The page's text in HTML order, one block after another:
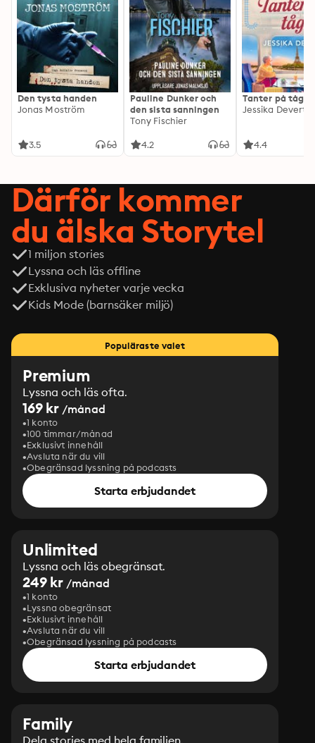
Den tysta handen
Jonas Moström
3.5
Pauline Dunker och
den sista sanningen
Tony Fischier
4.2
Tanter på tåg
Jessika Devert
4.4
Därför kommer
du älska Storytel
1 miljon stories
Lyssna och läs offline
Exklusiva nyheter varje vecka
Kids Mode (barnsäker miljö)
Populäraste valet
Premium
Lyssna och läs ofta.
169 kr /månad
1 konto
100 timmar/månad
Exklusivt innehåll
Avsluta när du vill
Obegränsad lyssning på podcasts
Starta erbjudandet
Unlimited
Lyssna och läs obegränsat.
249 kr /månad
1 konto
Lyssna obegränsat
Exklusivt innehåll
Avsluta när du vill
Obegränsad lyssning på podcasts
Starta erbjudandet
Family
Dela stories med hela familjen.